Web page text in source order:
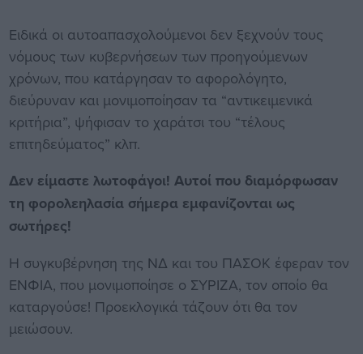
Ειδικά οι αυτοαπασχολούμενοι δεν ξεχνούν τους
νόμους των κυβερνήσεων των προηγούμενων
χρόνων, που κατάργησαν το αφορολόγητο,
διεύρυναν και μονιμοποίησαν τα “αντικειμενικά
κριτήρια”, ψήφισαν το χαράτσι του “τέλους
επιτηδεύματος” κλπ.
Δεν είμαστε λωτοφάγοι! Αυτοί που διαμόρφωσαν
τη φορολεηλασία σήμερα εμφανίζονται ως
σωτήρες!
Η συγκυβέρνηση της ΝΔ και του ΠΑΣΟΚ έφεραν τον
ΕΝΦΙΑ, που μονιμοποίησε ο ΣΥΡΙΖΑ, τον οποίο θα
καταργούσε! Προεκλογικά τάζουν ότι θα τον
μειώσουν.